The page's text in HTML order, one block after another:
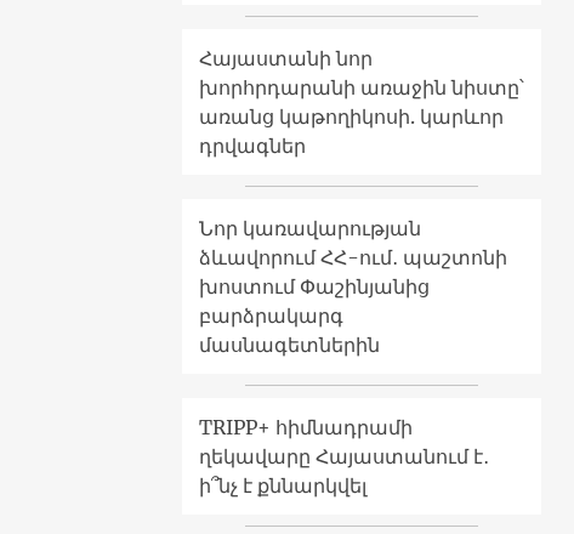
Հայաստանի նոր
խորհրդարանի առաջին նիստը՝
առանց կաթողիկոսի. կարևոր
դրվագներ
Նոր կառավարության
ձևավորում ՀՀ-ում․ պաշտոնի
խոստում Փաշինյանից
բարձրակարգ
մասնագետներին
TRIPP+ հիմնադրամի
ղեկավարը Հայաստանում է․
ի՞նչ է քննարկվել